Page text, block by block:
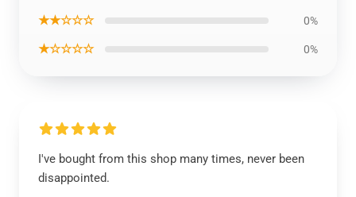
★★☆☆☆ 0%
★☆☆☆☆ 0%
I've bought from this shop many times, never been
disappointed.